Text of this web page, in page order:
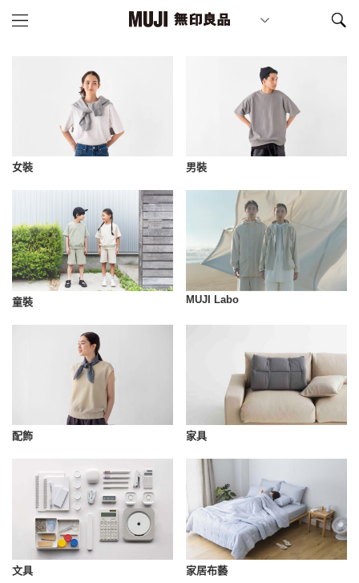
女裝 男裝
童裝 MUJI Labo
配飾 家具
文具 家居布藝